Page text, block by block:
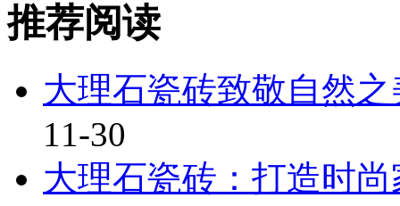
推荐阅读
大理石瓷砖致敬自然
11-30
大理石瓷砖：打造时